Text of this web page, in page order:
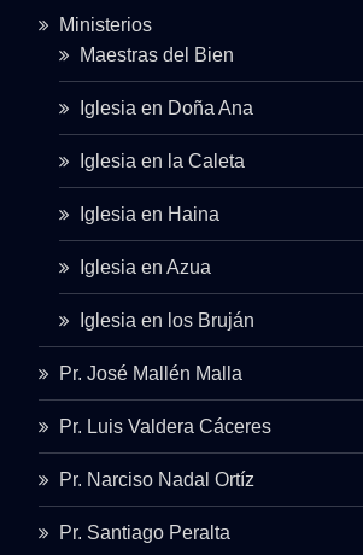
Ministerios
Maestras del Bien
Iglesia en Doña Ana
Iglesia en la Caleta
Iglesia en Haina
Iglesia en Azua
Iglesia en los Bruján
Pr. José Mallén Malla
Pr. Luis Valdera Cáceres
Pr. Narciso Nadal Ortíz
Pr. Santiago Peralta